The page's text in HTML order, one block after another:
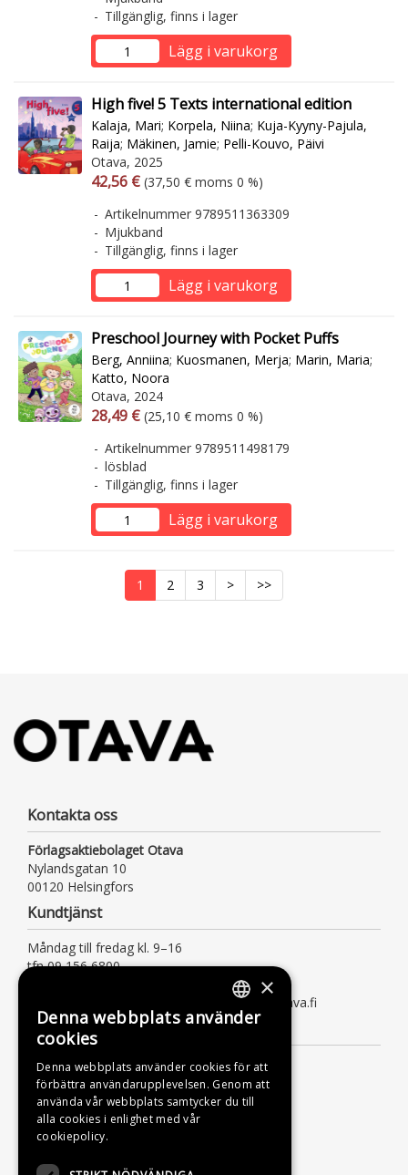
Tillgänglig, finns i lager
Lägg i varukorg
High five! 5 Texts international edition
Kalaja, Mari; Korpela, Niina; Kuja-Kyyny-Pajula,
Raija; Mäkinen, Jamie; Pelli-Kouvo, Päivi
Otava, 2025
Arvonlisäverollinen hinta
42,56 € Arvonlisäveroton hinta
(37,50 € moms 0 %)
Artikelnummer 9789511363309
Mjukband
Tillgänglig, finns i lager
Lägg i varukorg
Preschool Journey with Pocket Puffs
Berg, Anniina; Kuosmanen, Merja; Marin, Maria;
Katto, Noora
Otava, 2024
Arvonlisäverollinen hinta
28,49 € Arvonlisäveroton hinta
(25,10 € moms 0 %)
Artikelnummer 9789511498179
lösblad
Tillgänglig, finns i lager
Lägg i varukorg
1 2 3 > >>
Kontakta oss
Förlagsaktiebolaget Otava
Nylandsgatan 10
00120 Helsingfors
Kundtjänst
Måndag till fredag kl. 9–16
tfn 09 156 6800
kundtjanst@otava.fi eller asiakaspalvelu@otava.fi
Information
Leverans
Instruktioner
Dataskyddsbeskrivning
Tillgänglighetsutlåtande
FINNISH
ENGLISH
×
Denna webbplats använder
cookies
Denna webbplats använder cookies för att
förbättra användarupplevelsen. Genom att
använda vår webbplats samtycker du till
alla cookies i enlighet med vår
cookiepolicy.